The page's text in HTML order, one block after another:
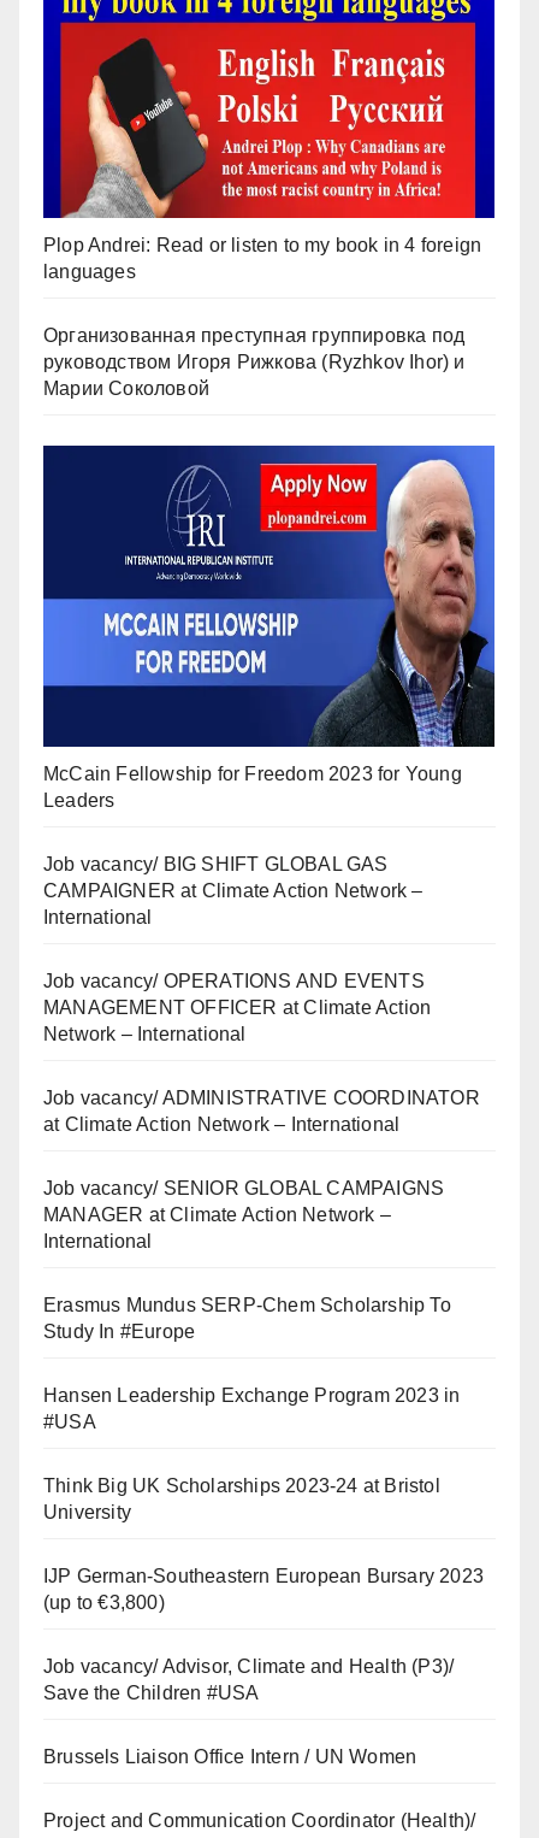
Plop Andrei: Read or listen to my book in 4 foreign
languages
Организованная преступная группировка под
руководством Игоря Рижкова (Ryzhkov Ihor) и
Марии Соколовой
McCain Fellowship for Freedom 2023 for Young
Leaders
Job vacancy/ BIG SHIFT GLOBAL GAS
CAMPAIGNER at Climate Action Network –
International
Job vacancy/ OPERATIONS AND EVENTS
MANAGEMENT OFFICER at Climate Action
Network – International
Job vacancy/ ADMINISTRATIVE COORDINATOR
at Climate Action Network – International
Job vacancy/ SENIOR GLOBAL CAMPAIGNS
MANAGER at Climate Action Network –
International
Erasmus Mundus SERP-Chem Scholarship To
Study In #Europe
Hansen Leadership Exchange Program 2023 in
#USA
Think Big UK Scholarships 2023-24 at Bristol
University
IJP German-Southeastern European Bursary 2023
(up to €3,800)
Job vacancy/ Advisor, Climate and Health (P3)/
Save the Children #USA
Brussels Liaison Office Intern / UN Women
Project and Communication Coordinator (Health)/